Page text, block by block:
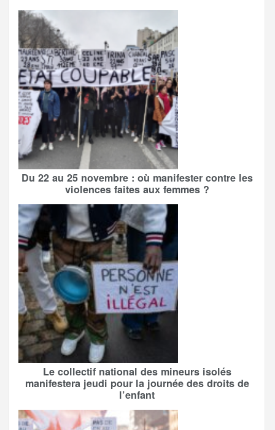
Du 22 au 25 novembre : où manifester contre les
violences faites aux femmes ?
Le collectif national des mineurs isolés
manifestera jeudi pour la journée des droits de
l’enfant